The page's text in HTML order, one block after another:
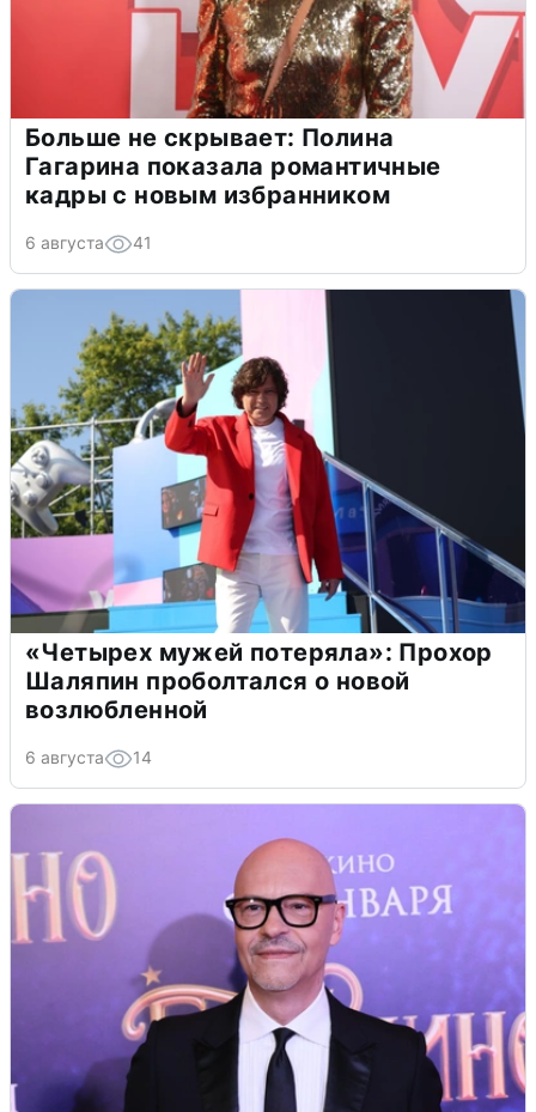
Больше не скрывает: Полина
Гагарина показала романтичные
кадры с новым избранником
6 августа 41
«Четырех мужей потеряла»: Прохор
Шаляпин проболтался о новой
возлюбленной
6 августа 14